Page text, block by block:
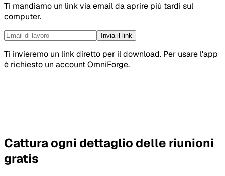
Cattura ogni dettaglio delle riunioni
gratis
Ti mandiamo un link via email da aprire più tardi sul
computer.
Invia il link
Ti invieremo un link diretto per il download. Per usare l'app
è richiesto un account OmniForge.